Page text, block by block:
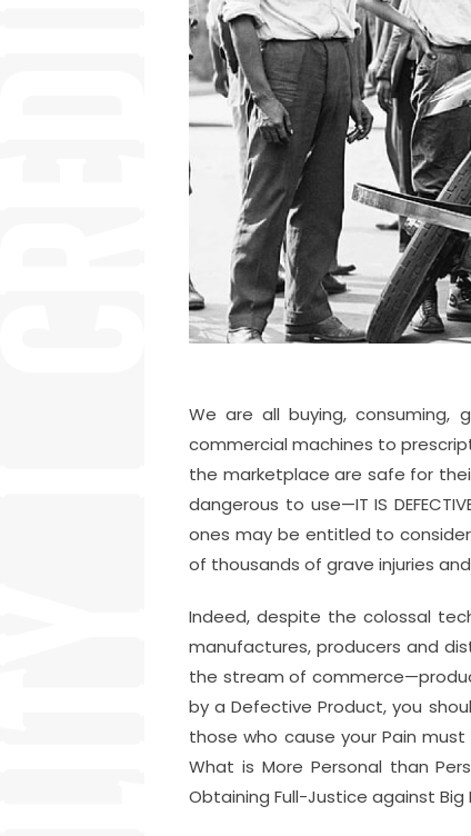
We are all buying, consuming,
commercial machines to
the marketplace are safe for
dangerous to use—IT IS
ones may be entitled to
of thousands of grave injuries
Indeed, despite the colossal
manufactures, producers and
the stream of
by a Defective Product, you
those who cause your Pain must
What is More Personal than
Obtaining Full-Justice against Big